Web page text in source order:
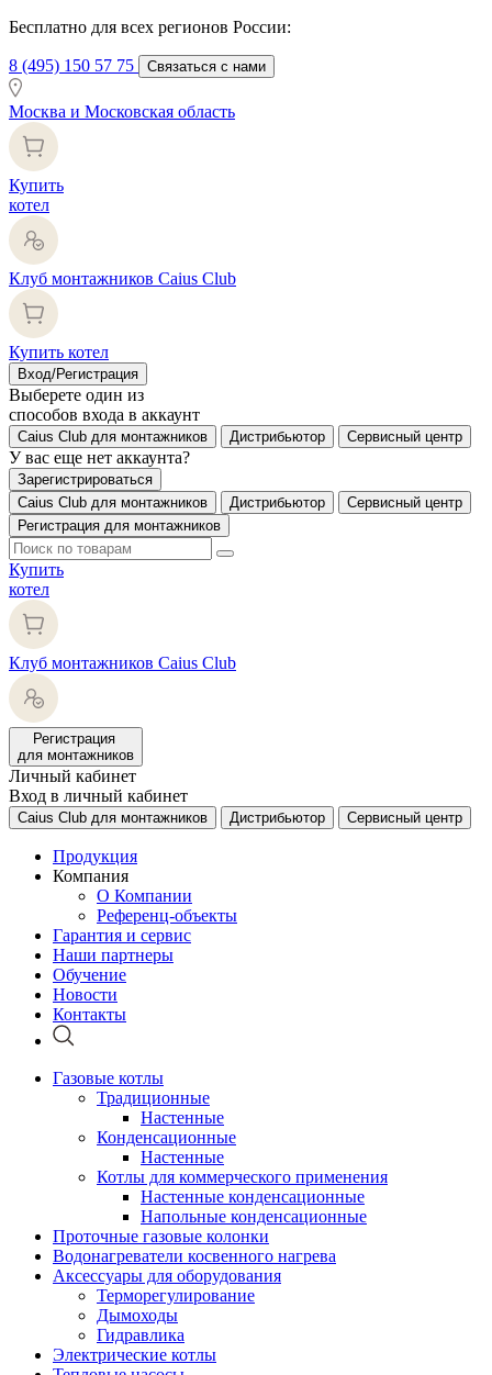
Бесплатно для всех регионов России:
8 (495) 150 57 75 Связаться с нами
Москва и Московская область
Купить
котел
Клуб монтажников Caius Club
Купить котел
Вход/Регистрация
Выберете один из
способов входа в аккаунт
Caius Club для монтажников Дистрибьютор Сервисный центр
У вас еще нет аккаунта?
Зарегистрироваться
Caius Club для монтажников
Дистрибьютор
Сервисный центр
Регистрация для монтажников
Купить
котел
Клуб монтажников Caius Club
Регистрация
для монтажников
Личный кабинет
Вход в личный кабинет
Caius Club для монтажников Дистрибьютор Сервисный центр
Продукция
Компания
О Компании
Референц-объекты
Гарантия и сервис
Наши партнеры
Обучение
Новости
Контакты
Газовые котлы
Традиционные
Настенные
Конденсационные
Настенные
Котлы для коммерческого применения
Настенные конденсационные
Напольные конденсационные
Проточные газовые колонки
Водонагреватели косвенного нагрева
Аксессуары для оборудования
Терморегулирование
Дымоходы
Гидравлика
Электрические котлы